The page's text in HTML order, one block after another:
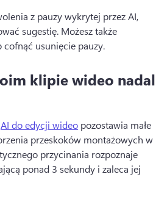
z pauzy wykrytej przez AI,
sugestię. Możesz także
usunięcie pauzy.
klipie wideo nadal
AI do edycji wideo pozostawia małe
przeskoków montażowych w
przycinania rozpoznaje
ponad 3 sekundy i zaleca jej